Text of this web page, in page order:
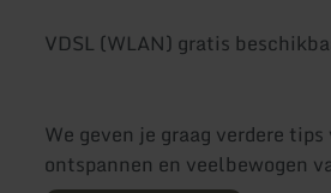
VDSL (WLAN) gratis
We geven je graag verdere tips
ontspannen en veelbewogen